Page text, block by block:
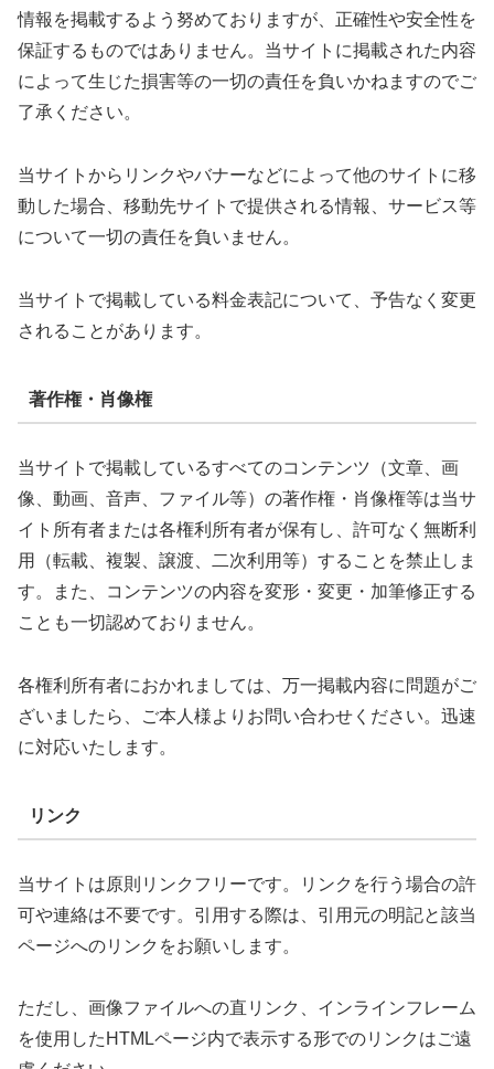
情報を掲載するよう努めておりますが、正確性や安全性を
保証するものではありません。当サイトに掲載された内容
によって生じた損害等の一切の責任を負いかねますのでご
了承ください。
当サイトからリンクやバナーなどによって他のサイトに移
動した場合、移動先サイトで提供される情報、サービス等
について一切の責任を負いません。
当サイトで掲載している料金表記について、予告なく変更
されることがあります。
著作権・肖像権
当サイトで掲載しているすべてのコンテンツ（文章、画
像、動画、音声、ファイル等）の著作権・肖像権等は当サ
イト所有者または各権利所有者が保有し、許可なく無断利
用（転載、複製、譲渡、二次利用等）することを禁止しま
す。また、コンテンツの内容を変形・変更・加筆修正する
ことも一切認めておりません。
各権利所有者におかれましては、万一掲載内容に問題がご
ざいましたら、ご本人様よりお問い合わせください。迅速
に対応いたします。
リンク
当サイトは原則リンクフリーです。リンクを行う場合の許
可や連絡は不要です。引用する際は、引用元の明記と該当
ページへのリンクをお願いします。
ただし、画像ファイルへの直リンク、インラインフレーム
を使用したHTMLページ内で表示する形でのリンクはご遠